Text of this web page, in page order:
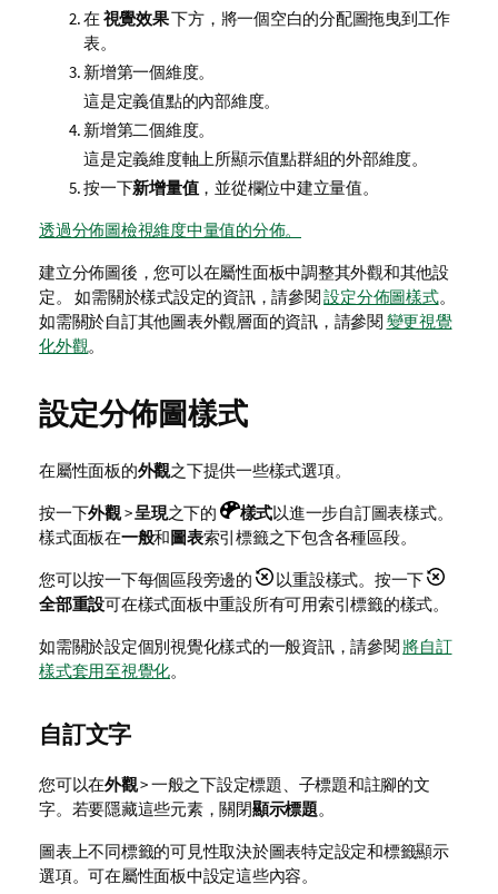
在 視覺效果下方，將一個空白的分配圖拖曳到工作
表。
新增第一個維度。
這是定義值點的內部維度。
新增第二個維度。
這是定義維度軸上所顯示值點群組的外部維度。
按一下新增量值，並從欄位中建立量值。
透過分佈圖檢視維度中量值的分佈。
建立分佈圖後，您可以在屬性面板中調整其外觀和其他設
定。
如需關於樣式設定的資訊，請參閱設定分佈圖樣式。
如需關於自訂其他圖表外觀層面的資訊，請參閱 變更視覺
化外觀。
設定分佈圖樣式
在屬性面板的外觀之下提供一些樣式選項。
按一下外觀>呈現之下的 樣式以進一步自訂圖表樣式。
樣式面板在一般和圖表索引標籤之下包含各種區段。
您可以按一下每個區段旁邊的
以重設樣式。按一下
全部重設可在樣式面板中重設所有可用索引標籤的樣式。
如需關於設定個別視覺化樣式的一般資訊，請參閱將自訂
樣式套用至視覺化。
自訂文字
您可以在外觀> 一般之下設定標題、子標題和註腳的文
字。若要隱藏這些元素，關閉顯示標題。
圖表上不同標籤的可見性取決於圖表特定設定和標籤顯示
選項。可在屬性面板中設定這些內容。